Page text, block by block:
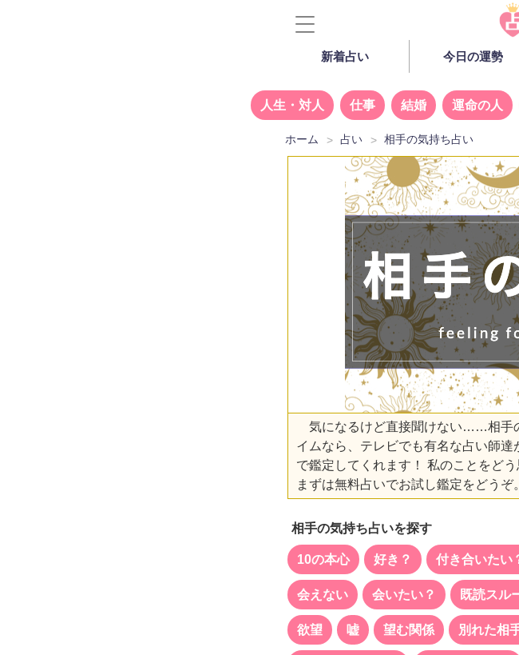
新着占い 今日の運勢
人生・対人 仕事 結婚 運命の人
ホーム 占い 相手の気持ち占い
気になるけど直接聞けない……相手
イムなら、テレビでも有名な占い師
で鑑定してくれます！ 私のことをど
まずは無料占いでお試し鑑定をどうぞ。
相手の気持ち占いを探す
10の本心 好き？ 付き合いたい
会えない 会いたい？ 既読スル
欲望 嘘 望む関係 別れた相